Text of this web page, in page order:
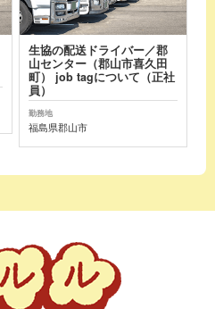
生協の配送ドライバー／郡
山センター（郡山市喜久田
町） job tagについて（正社
員）
勤務地
福島県郡山市